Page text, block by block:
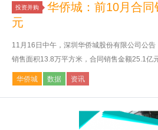
投资并购
华侨城：前10月合
元
11月16日中午，深圳华侨城股份有限公司公
销售面积13.8万平方米，合同销售金额25.1亿
华侨城 数据 资讯